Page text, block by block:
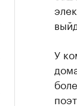
У